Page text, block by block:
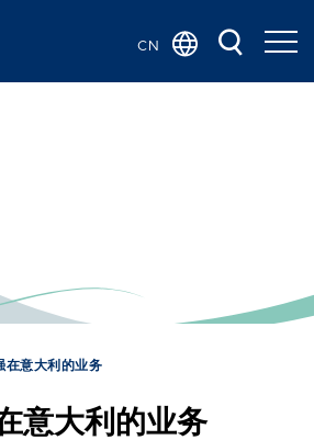
CN
Korean
Spanish
在意大利的业务
意大利的业务